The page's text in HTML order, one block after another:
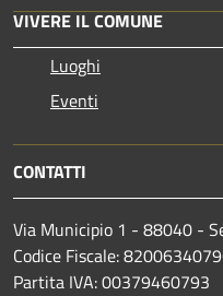
VIVERE IL COMUNE
Luoghi
Eventi
CONTATTI
Via Municipio 1 - 88040 -
Codice Fiscale:
Partita IVA: 00379460793